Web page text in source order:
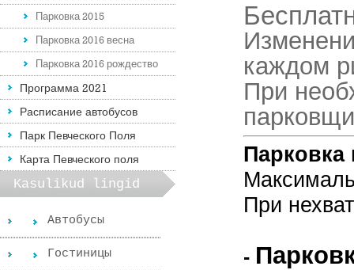
Парковка 2015
Парковка 2016 весна
Парковка 2016 рождество
Программа 2021
Расписание автобусов
Парк Певческого Поля
Карта Певческого поля
Kasulikud lingid
Автобусы
Гостиницы
Б
каждом
При
Парковка
При
-